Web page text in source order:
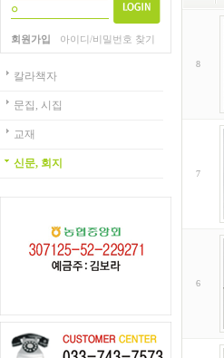
회원가입 아이디/비밀번호 찾기
칼라책자
문집, 시집
교재
신문, 회지
8
7
6